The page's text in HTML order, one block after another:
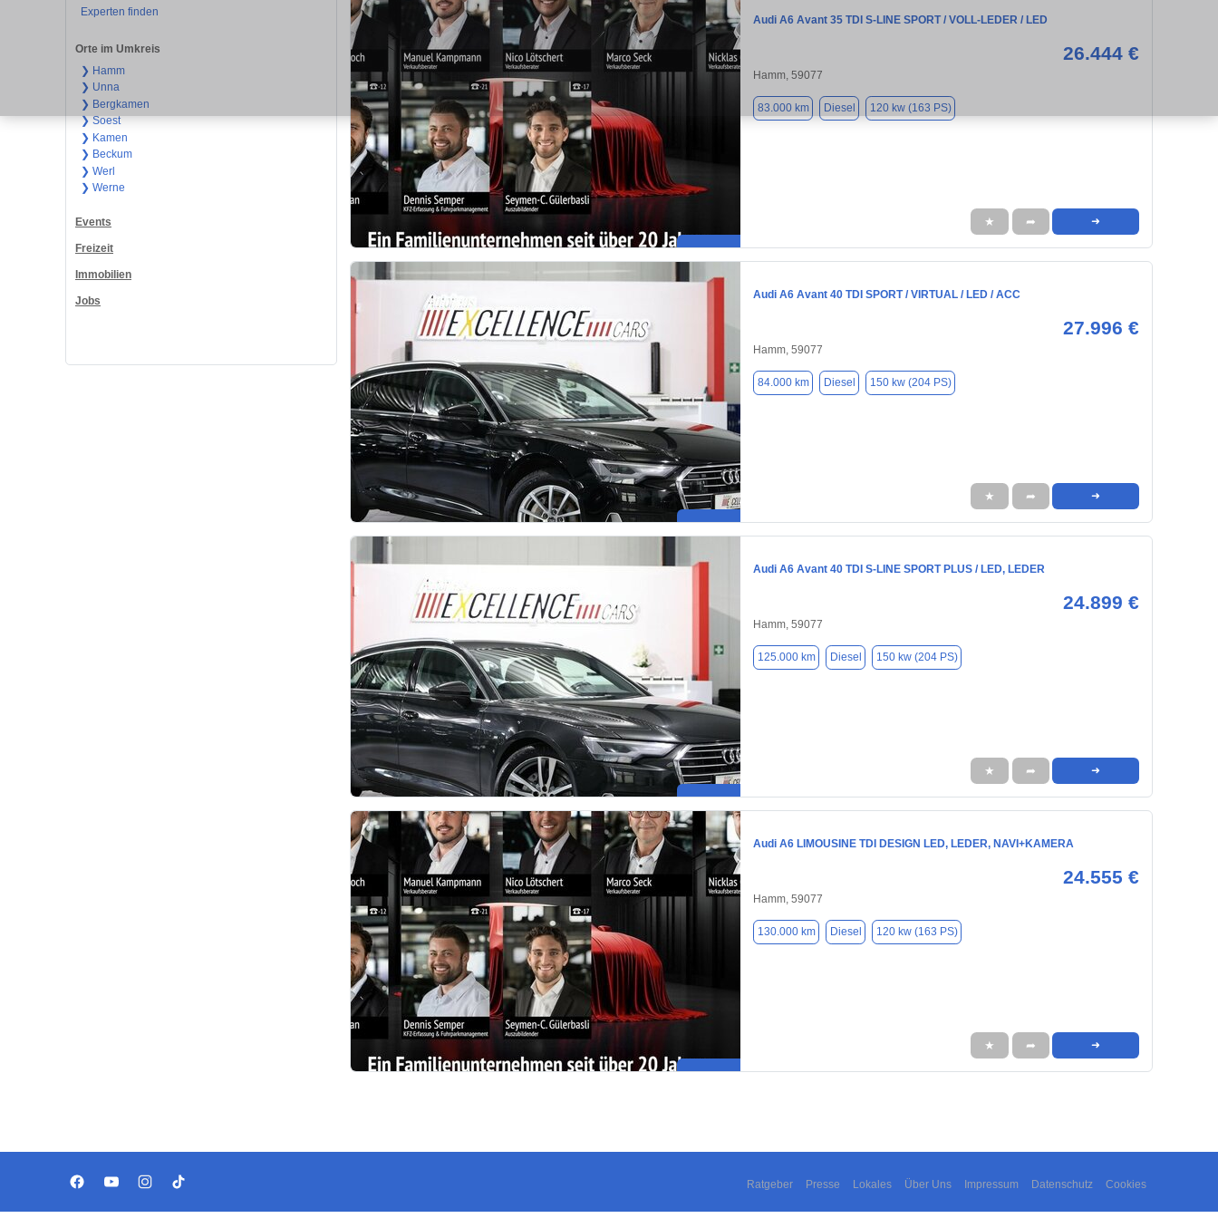
Experten finden
Orte im Umkreis
❯ Hamm
❯ Unna
❯ Bergkamen
❯ Soest
❯ Kamen
❯ Beckum
❯ Werl
❯ Werne
Events
Freizeit
Immobilien
Jobs
Audi A6 Avant 35 TDI S-LINE SPORT / VOLL-LEDER / LED
26.444 €
Hamm, 59077
83.000 km Diesel 120 kw (163 PS)
★ ➦ ➜
Audi A6 Avant 40 TDI SPORT / VIRTUAL / LED / ACC
27.996 €
Hamm, 59077
84.000 km Diesel 150 kw (204 PS)
★ ➦ ➜
Audi A6 Avant 40 TDI S-LINE SPORT PLUS / LED, LEDER
24.899 €
Hamm, 59077
125.000 km Diesel 150 kw (204 PS)
★ ➦ ➜
Audi A6 LIMOUSINE TDI DESIGN LED, LEDER, NAVI+KAMERA
24.555 €
Hamm, 59077
130.000 km Diesel 120 kw (163 PS)
★ ➦ ➜
Ratgeber Presse Lokales Über Uns Impressum Datenschutz Cookies